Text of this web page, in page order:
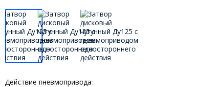
Действие пневмопривода: